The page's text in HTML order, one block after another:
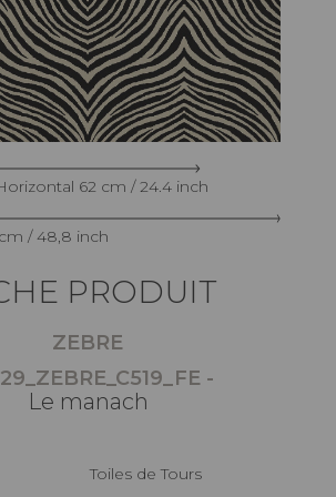
62 cm / 24.4 inch
/ 48,8 inch
PRODUIT
ZEBRE
-
Le manach
Toiles de Tours